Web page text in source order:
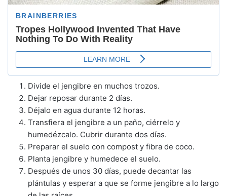
Divide el jengibre en muchos trozos.
Dejar reposar durante 2 días.
Déjalo en agua durante 12 horas.
Transfiera el jengibre a un paño, ciérrelo y
humedézcalo. Cubrir durante dos días.
Preparar el suelo con compost y fibra de coco.
Planta jengibre y humedece el suelo.
Después de unos 30 días, puede decantar las
plántulas y esperar a que se forme jengibre a lo largo